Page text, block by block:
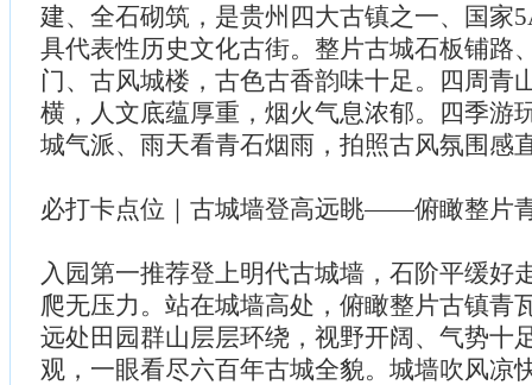
建、全石砌筑，是贵州四大古镇之一、国家
具代表性历史文化古街。整片古城石板铺路
门、古风城楼，古色古香韵味十足。四周青
横，人文底蕴厚重，烟火气息浓郁。四季游
城气派、雨天看青石烟雨，拍照古风氛围感
必打卡点位｜古城墙登高远眺——俯瞰整片
入园第一推荐登上明代古城墙，石阶平缓好
爬无压力。站在城墙高处，俯瞰整片古镇青
远处田园群山层层环绕，视野开阔、气势十
观，一眼看尽六百年古城全貌。城墙吹风凉